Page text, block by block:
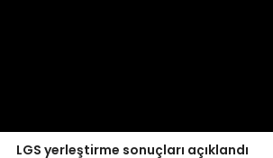
LGS yerleştirme sonuçları açıklandı